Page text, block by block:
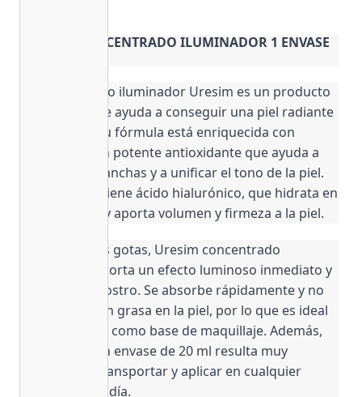
URESIM CONCENTRADO ILUMINADOR 1 ENVASE
El concentrado iluminador Uresim es un producto
de belleza que ayuda a conseguir una piel radiante
y luminosa. Su fórmula está enriquecida con
vitamina C, un potente antioxidante que ayuda a
reducir las manchas y a unificar el tono de la piel.
Además, contiene ácido hialurónico, que hidrata en
profundidad y aporta volumen y firmeza a la piel.
Con solo unas gotas, Uresim concentrado
iluminador aporta un efecto luminoso inmediato y
duradero al rostro. Se absorbe rápidamente y no
deja sensación grasa en la piel, por lo que es ideal
para utilizarlo como base de maquillaje. Además,
su formato en envase de 20 ml resulta muy
cómodo de transportar y aplicar en cualquier
momento del día.